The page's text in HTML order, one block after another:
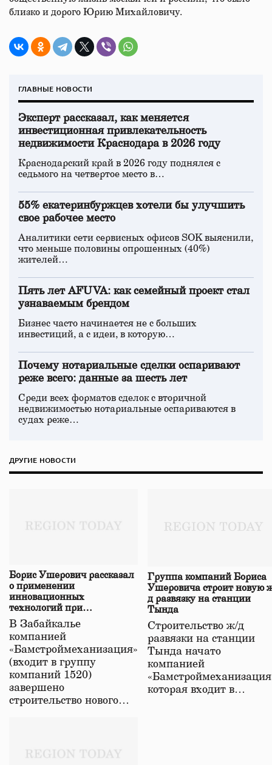
близко и дорого Юрию Михайловичу.
ГЛАВНЫЕ НОВОСТИ
Эксперт рассказал, как меняется
инвестиционная привлекательность
недвижимости Краснодара в 2026 году
Краснодарский край в 2026 году поднялся с
седьмого на четвертое место в…
55% екатеринбуржцев хотели бы улучшить
свое рабочее место
Аналитики сети сервисных офисов SOK выяснили,
что меньше половины опрошенных (40%)
жителей…
Пять лет AFUVA: как семейный проект стал
узнаваемым брендом
Бизнес часто начинается не с больших
инвестиций, а с идеи, в которую…
Почему нотариальные сделки оспаривают
реже всего: данные за шесть лет
Среди всех форматов сделок с вторичной
недвижимостью нотариальные оспариваются в
судах реже…
ДРУГИЕ НОВОСТИ
Борис Ушерович рассказал
о применении
инновационных
технологий при
строительстве нового моста
в Забайкалье
В Забайкалье
компанией
«Бамстроймеханизация»
(входит в группу
компаний 1520)
завершено
строительство нового…
Группа компаний Бориса
Ушеровича строит новую
д развязку на станции
Тында
Строительство ж/д
развязки на станции
Тында начато
компанией
которая входит в…